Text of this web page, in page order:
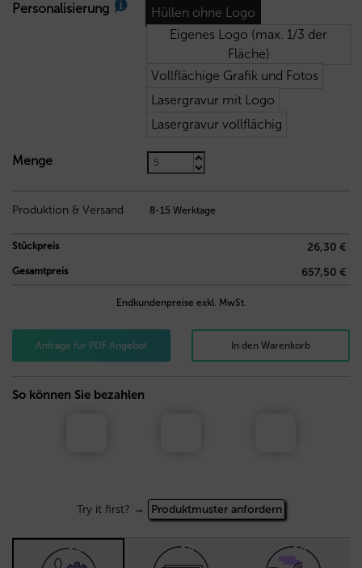
Personalisierung
Hüllen ohne Logo
Eigenes Logo (max. 1/3 der
Fläche)
Vollflächige Grafik und Fotos
Lasergravur mit Logo
Lasergravur vollflächig
Menge
Produktion & Versand 8-15 Werktage
Stückpreis 26,30 €
Gesamtpreis 657,50 €
Endkundenpreise exkl. MwSt.
Anfrage für PDF Angebot In den Warenkorb
So können Sie bezahlen
Try it first? → Produktmuster anfordern